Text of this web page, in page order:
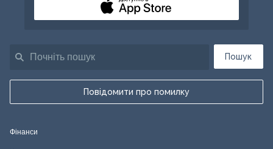
Пошук
Повідомити про помилку
Фінанси